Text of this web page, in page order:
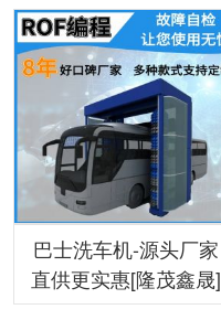
巴士洗车机-源头厂家
直供更实惠[隆茂鑫晟]